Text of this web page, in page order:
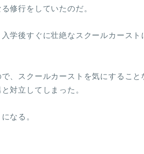
修行をしていたのだ。
学後すぐに壮絶なスクールカースト
、スクールカーストを気にすること
対立してしまった。
なる。